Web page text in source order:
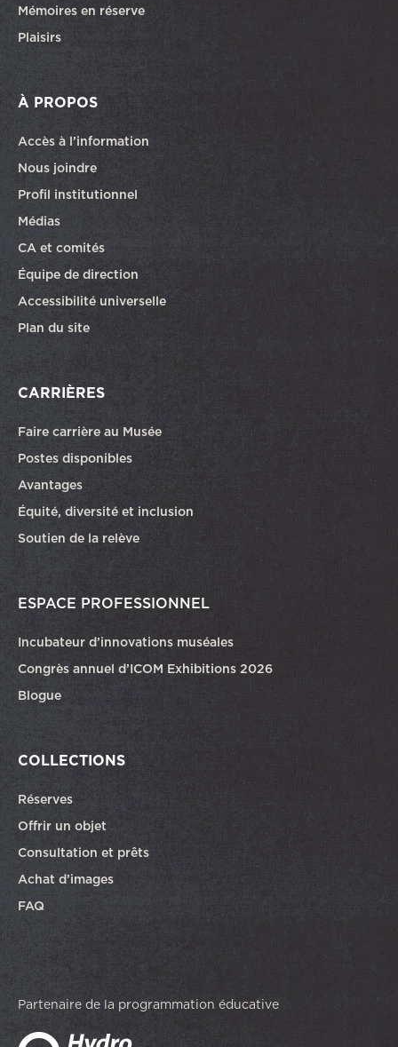
Mémoires en réserve
Plaisirs
À PROPOS
Accès à l’information
Nous joindre
Profil institutionnel
Médias
CA et comités
Équipe de direction
Accessibilité universelle
Plan du site
CARRIÈRES
Faire carrière au Musée
Postes disponiblesCe lien ouvrira dans une autre fenêtre
Avantages
Équité, diversité et inclusion
Soutien de la relève
ESPACE PROFESSIONNEL
Incubateur d’innovations muséales
Congrès annuel d’ICOM Exhibitions 2026
Blogue
COLLECTIONS
Réserves
Offrir un objet
Consultation et prêts
Achat d’images
FAQ
Partenaire de la programmation éducative